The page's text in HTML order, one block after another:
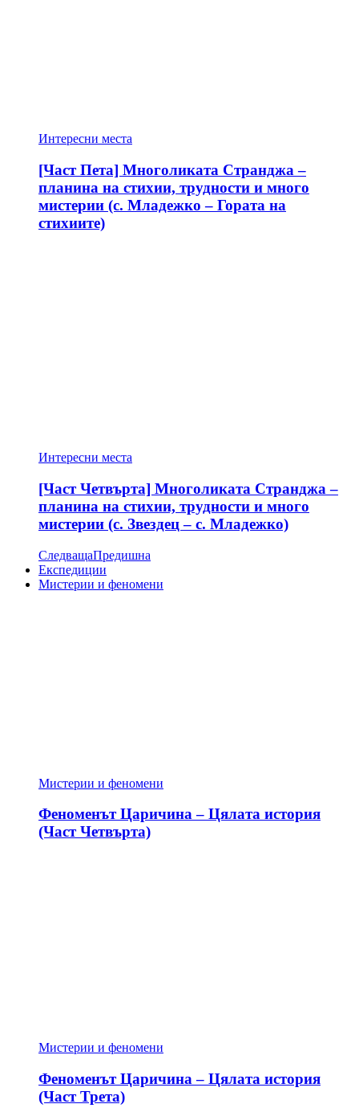
Интересни места
[Част Пета] Многоликата Странджа –
планина на стихии, трудности и много
мистерии (с. Младежко – Гората на
стихиите)
Интересни места
[Част Четвърта] Многоликата Странджа –
планина на стихии, трудности и много
мистерии (с. Звездец – с. Младежко)
СледващаПредишна
Експедиции
Мистерии и феномени
Мистерии и феномени
Феноменът Царичина – Цялата история
(Част Четвърта)
Мистерии и феномени
Феноменът Царичина – Цялата история
(Част Трета)